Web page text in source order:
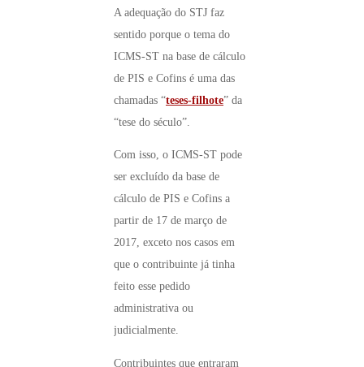
A adequação do STJ faz
sentido porque o tema do
ICMS-ST na base de cálculo
de PIS e Cofins é uma das
chamadas “teses-filhote” da
“tese do século”.
Com isso, o ICMS-ST pode
ser excluído da base de
cálculo de PIS e Cofins a
partir de 17 de março de
2017, exceto nos casos em
que o contribuinte já tinha
feito esse pedido
administrativa ou
judicialmente.
Contribuintes que entraram